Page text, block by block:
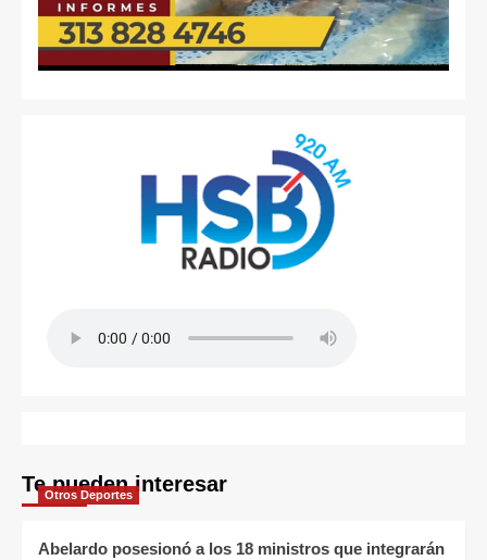
Te pueden interesar
Otros Deportes
Abelardo posesionó a los 18 ministros que integrarán